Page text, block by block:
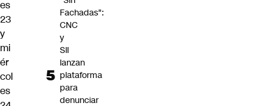
es
23
y
mi
ér
col
es
Fachadas":
CNC
y
SII
lanzan
plataforma
para
denunciar